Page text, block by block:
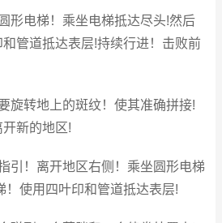
形电梯！乘坐电梯抵达尽头!然后
管道抵达表层!持续行进！击败前
旋转地上的斑纹！使其准确拼接!
新的地区!
引！离开地区右侧！乘坐圆形电梯
！使用四叶印和管道抵达表层!